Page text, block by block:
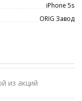
iPhone 5s
ORIG Завод
из акций